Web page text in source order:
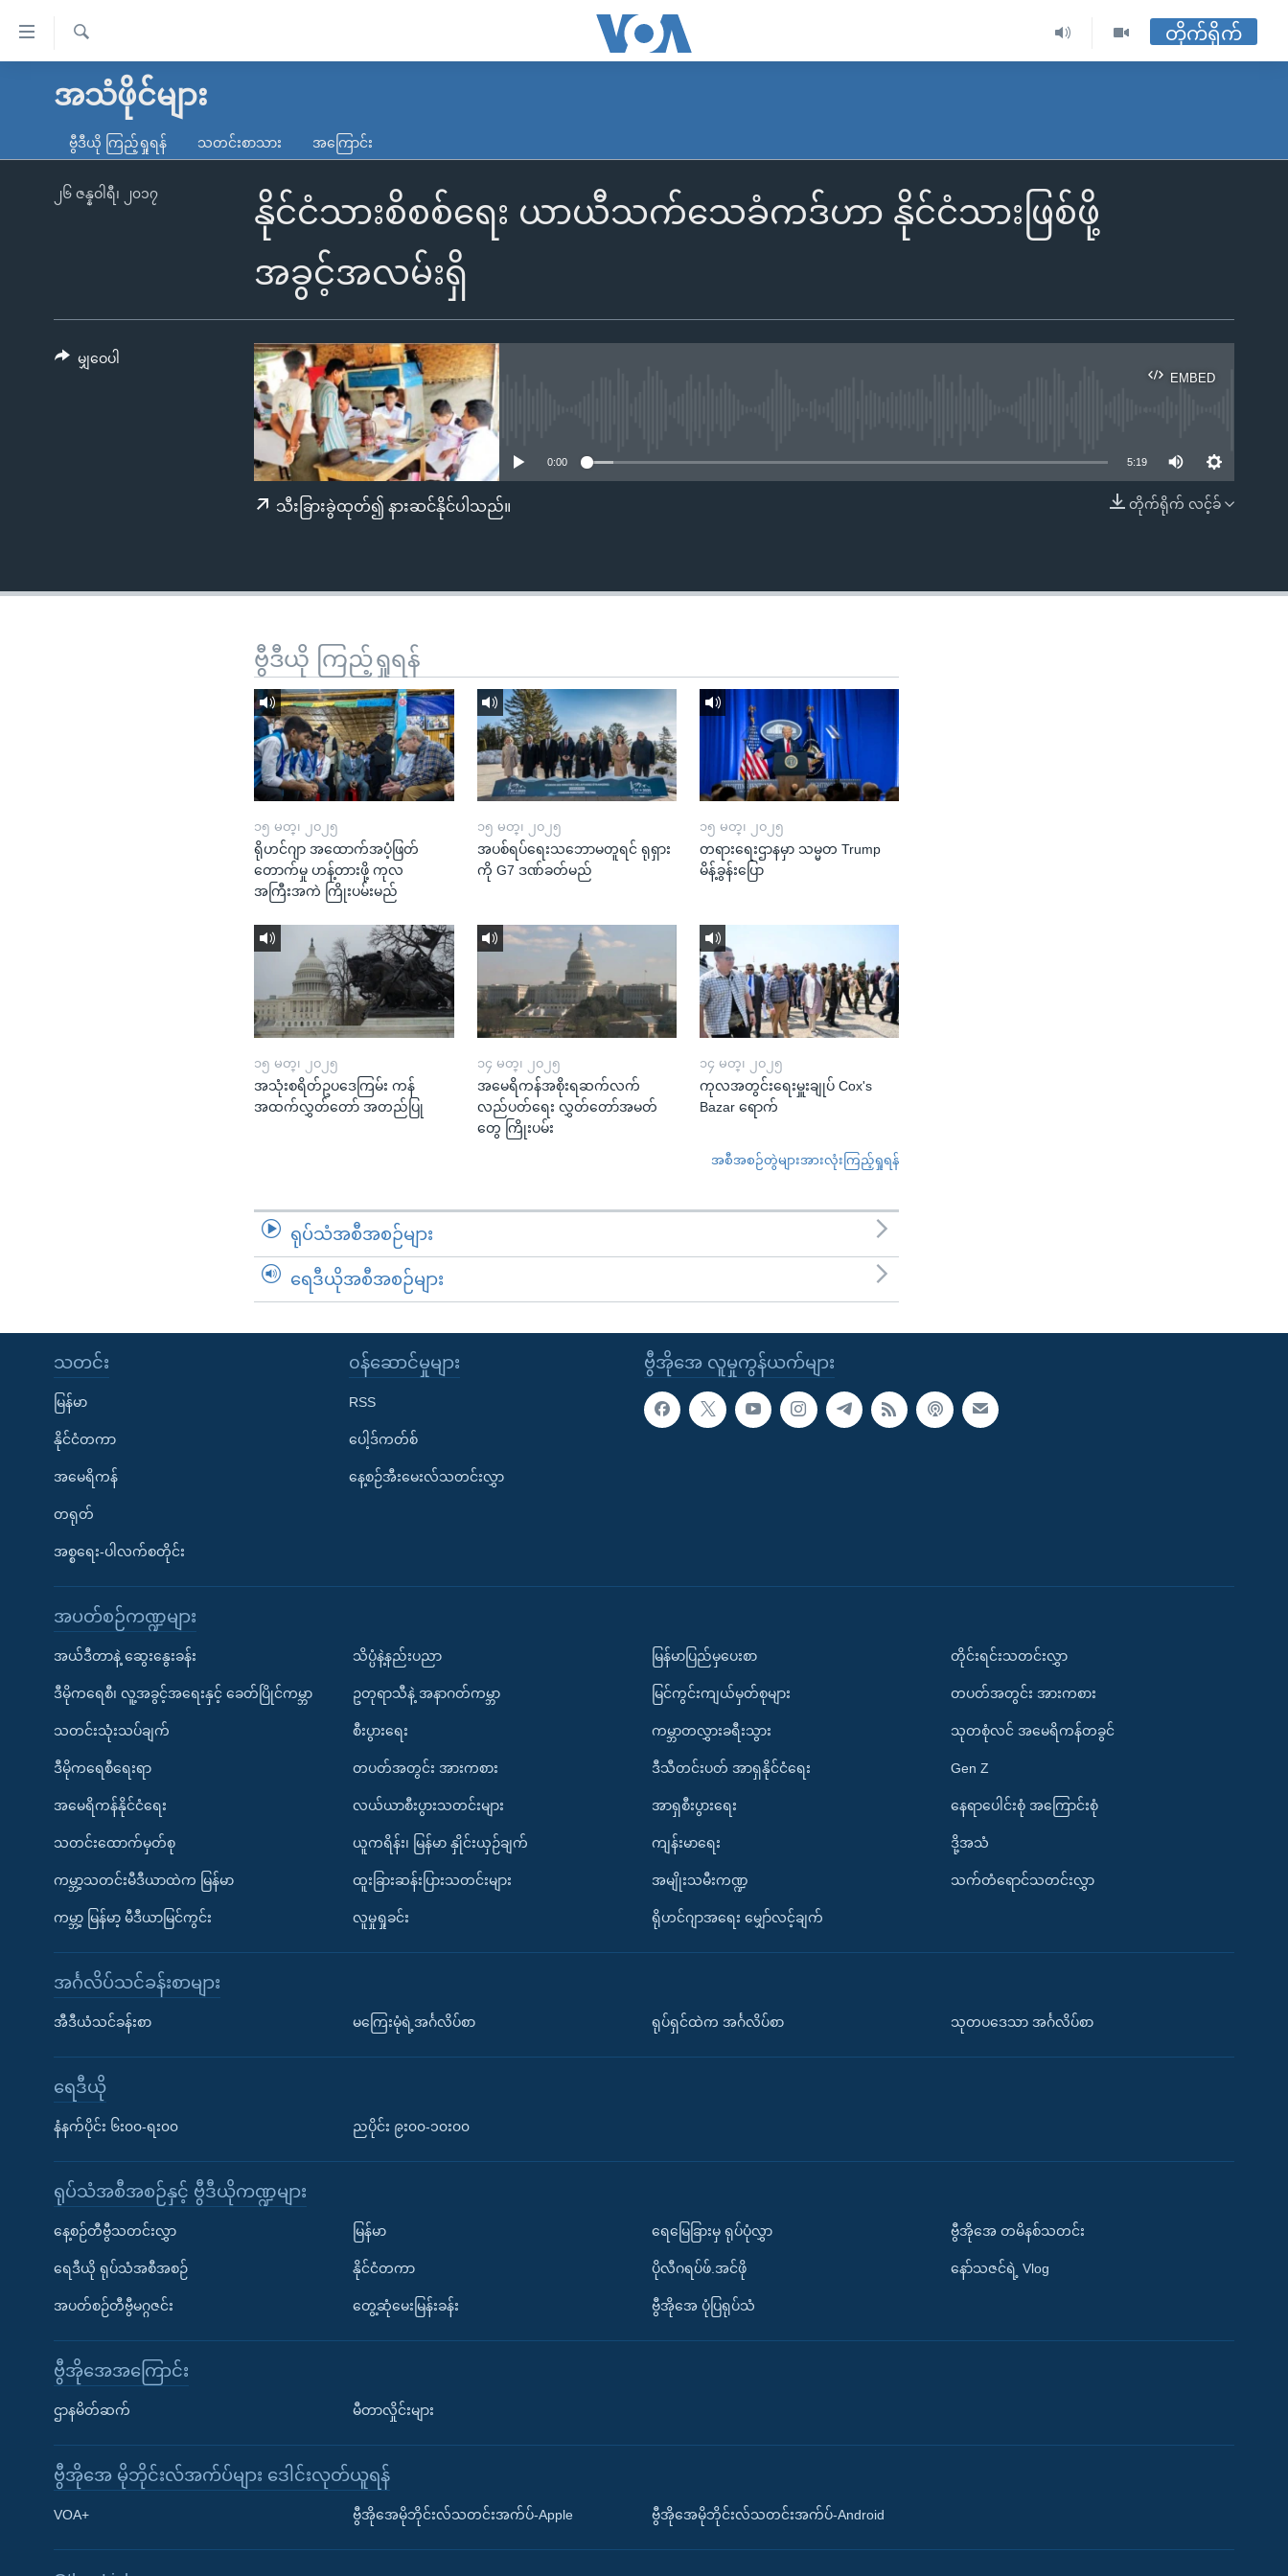
လွယ်ကူ
သည့်
ရန်
မူလစာမျက်နှာ
ကမ္ဘာ့သတင်းများ
နိုင်ငံတကာ
မကြေးမုံရဲ့ အင်္ဂလိပ်စာ
ရေဒီယို
ရေဒီယိုနှင့်ရုပ်သံ အချက်အလက်များ
Learning English
ရ
တိုက်ရိုက်
အသံဖိုင်များ
ဗွီဒီယို ကြည့်ရှုရန် သတင်းစာသား အကြောင်း
နိုင်ငံသားစိစစ်ရေး ယာယီသက်သေခံကဒ်ဟာ နိုင်ငံသားဖြစ်ဖို့
အခွင့်အလမ်းရှိ
၂၆ ဇန္နဝါရီ၊ ၂၀၁၇
EMBED
EMBED
0:00 5:19
တိုက်ရိုက် လင့်ခ်
သီးခြားခွဲထုတ်၍ နားဆင်နိုင်ပါသည်။
မျှဝေပါ
ဗွီဒီယို ကြည့်ရှုရန်
၁၅ မတ္၊ ၂၀၂၅
ရိုဟင်ဂျာ အထောက်အပံ့ဖြတ်
တောက်မှု ဟန့်တားဖို့ ကုလ
အကြီးအကဲ ကြိုးပမ်းမည်
၁၅ မတ္၊ ၂၀၂၅
အပစ်ရပ်ရေးသဘောမတူရင် ရုရှား
ကို G7 ဒဏ်ခတ်မည်
၁၅ မတ္၊ ၂၀၂၅
တရားရေးဌာနမှာ သမ္မတ Trump
မိန့်ခွန်းပြော
၁၅ မတ္၊ ၂၀၂၅
အသုံးစရိတ်ဥပဒေကြမ်း ကန်
အထက်လွှတ်တော် အတည်ပြု
၁၄ မတ္၊ ၂၀၂၅
အမေရိကန်အစိုးရဆက်လက်
လည်ပတ်ရေး လွှတ်တော်အမတ်
တွေ ကြိုးပမ်း
၁၄ မတ္၊ ၂၀၂၅
ကုလအတွင်းရေးမှူးချုပ် Cox's
Bazar ရောက်
အစီအစဉ်တွဲများအားလုံးကြည့်ရှုရန်
ရုပ်သံအစီအစဉ်များ
ရေဒီယိုအစီအစဉ်များ
ဗွီအိုအေ လူမှုကွန်ယက်များ
သတင်း
မြန်မာ
နိုင်ငံတကာ
အမေရိကန်
တရုတ်
အစ္စရေး-ပါလက်စတိုင်း
၀န်ဆောင်မှုများ
RSS
ပေါ့ဒ်ကတ်စ်
နေ့စဉ်အီးမေးလ်သတင်းလွှာ
အပတ်စဉ်ကဏ္ဍများ
အယ်ဒီတာနဲ့ ဆွေးနွေးခန်း
ဒီမိုကရေစီ၊ လူ့အခွင့်အရေးနှင့် ခေတ်ပြိုင်ကမ္ဘာ
သတင်းသုံးသပ်ချက်
ဒီမိုကရေစီရေးရာ
အမေရိကန်နိုင်ငံရေး
သတင်းထောက်မှတ်စု
ကမ္ဘာ့သတင်းမီဒီယာထဲက မြန်မာ
ကမ္ဘာ့ မြန်မာ့ မီဒီယာမြင်ကွင်း
သိပ္ပံနဲ့နည်းပညာ
ဥတုရာသီနဲ့ အနာဂတ်ကမ္ဘာ
စီးပွားရေး
တပတ်အတွင်း အားကစား
လယ်ယာစီးပွားသတင်းများ
ယူကရိန်း၊ မြန်မာ နှိုင်းယှဉ်ချက်
ထူးခြားဆန်းပြားသတင်းများ
လူမှုရှုခင်း
မြန်မာပြည်မှပေးစာ
မြင်ကွင်းကျယ်မှတ်စုများ
ကမ္ဘာတလွှားခရီးသွား
ဒီသီတင်းပတ် အာရှနိုင်ငံရေး
အာရှစီးပွားရေး
ကျန်းမာရေး
အမျိုးသမီးကဏ္ဍ
ရိုဟင်ဂျာအရေး မျှော်လင့်ချက်
တိုင်းရင်းသတင်းလွှာ
တပတ်အတွင်း အားကစား
သုတစုံလင် အမေရိကန်တခွင်
Gen Z
နေရာပေါင်းစုံ အကြောင်းစုံ
ဒို့အသံ
သက်တံရောင်သတင်းလွှာ
အင်္ဂလိပ်သင်ခန်းစာများ
အီဒီယံသင်ခန်းစာ မကြေးမုံရဲ့အင်္ဂလိပ်စာ ရုပ်ရှင်ထဲက အင်္ဂလိပ်စာ သုတပဒေသာ အင်္ဂလိပ်စာ
ရေဒီယို
နံနက်ပိုင်း ၆း၀၀-ရး၀၀ ညပိုင်း ၉း၀၀-၁၀း၀၀
ရုပ်သံအစီအစဉ်နှင့် ဗွီဒီယိုကဏ္ဍများ
နေ့စဉ်တီဗွီသတင်းလွှာ
ရေဒီယို ရုပ်သံအစီအစဉ်
အပတ်စဉ်တီဗွီမဂ္ဂဇင်း
မြန်မာ
နိုင်ငံတကာ
တွေ့ဆုံမေးမြန်းခန်း
ရေမြေခြားမှ ရုပ်ပုံလွှာ
ပိုလီဂရပ်ဖ်.အင်ဖို
ဗွီအိုအေ ပုံပြရုပ်သံ
ဗွီအိုအေ တမိနစ်သတင်း
နော်သဇင်ရဲ့ Vlog
ဗွီအိုအေအကြောင်း
ဌာနမိတ်ဆက် မီတာလှိုင်းများ
ဗွီအိုအေ မိုဘိုင်းလ်အက်ပ်များ ဒေါင်းလုတ်ယူရန်
VOA+ ဗွီအိုအေမိုဘိုင်းလ်သတင်းအက်ပ်-Apple ဗွီအိုအေမိုဘိုင်းလ်သတင်းအက်ပ်-Android